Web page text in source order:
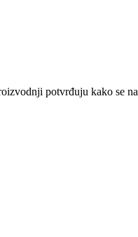
potvrđuju kako se